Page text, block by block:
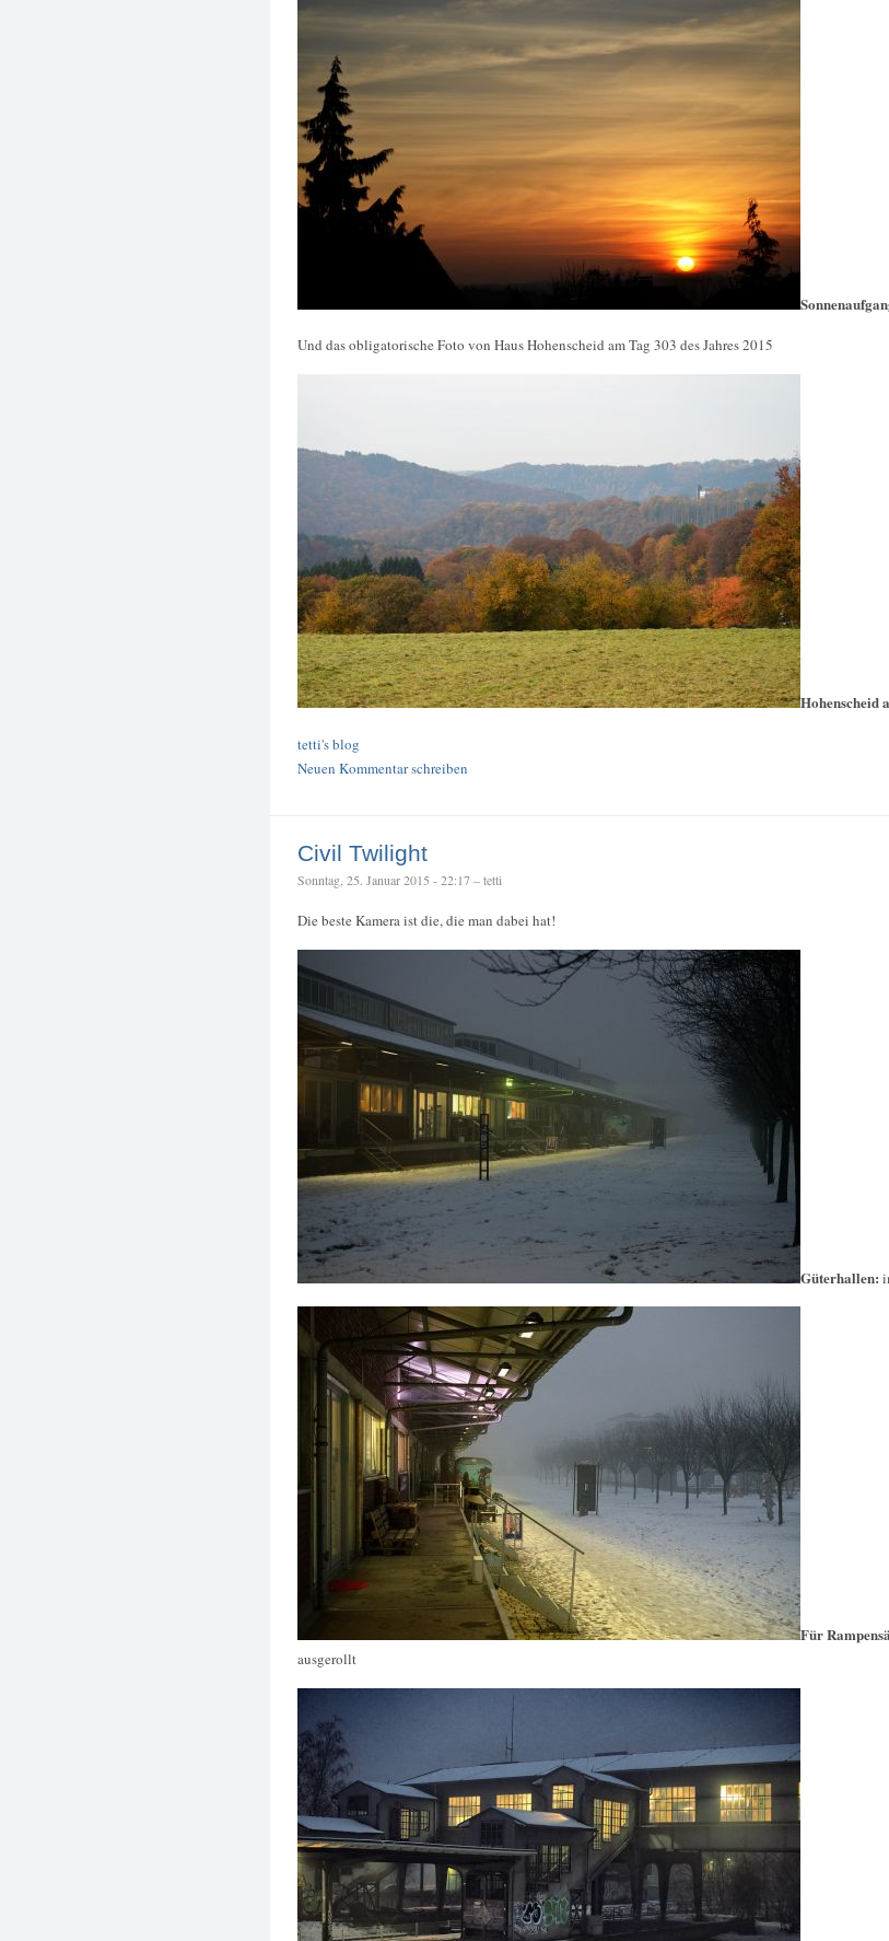
Und das obligatorische Foto von Haus Hohenscheid am Tag 303 des Jahres 2015
Hohenscheid
tetti's blog
Neuen Kommentar schreiben
Civil Twilight
Sonntag, 25. Januar 2015 - 22:17 – tetti
Die beste Kamera ist die, die man dabei hat!
Güterhallen:
Für
ausgerollt